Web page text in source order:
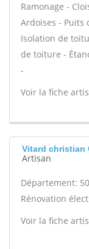
Ramonage -
Ardoises - Puits
Isolation de
de toiture -
-
Voir la fiche
Vitard christian
Artisan
Département: 50
Rénovation
Voir la fiche